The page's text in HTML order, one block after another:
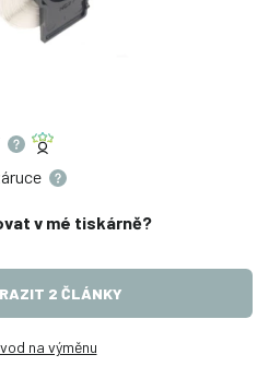
v mé tiskárně?
2 ČLÁNKY
na výměnu